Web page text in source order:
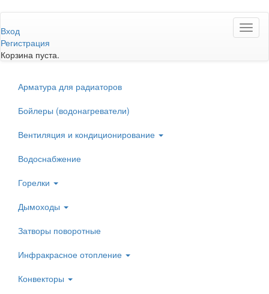
к
основному
содержанию
Вход
Регистрация
Корзина пуста.
Арматура для радиаторов
Бойлеры (водонагреватели)
Вентиляция и кондиционирование
Водоснабжение
Горелки
Дымоходы
Затворы поворотные
Инфракрасное отопление
Конвекторы